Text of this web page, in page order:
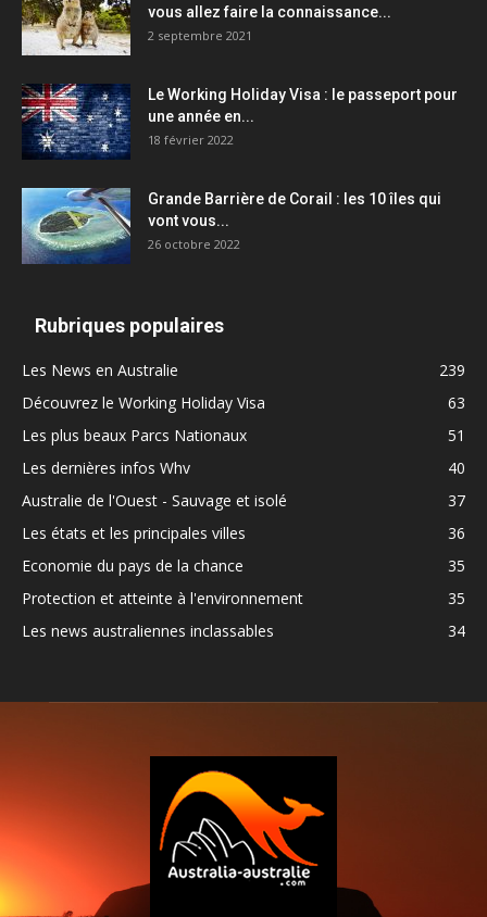
vous allez faire la connaissance...
2 septembre 2021
Le Working Holiday Visa : le passeport pour
une année en...
18 février 2022
Grande Barrière de Corail : les 10 îles qui
vont vous...
26 octobre 2022
Rubriques populaires
Les News en Australie
239
Découvrez le Working Holiday Visa
63
Les plus beaux Parcs Nationaux
51
Les dernières infos Whv
40
Australie de l'Ouest - Sauvage et isolé
37
Les états et les principales villes
36
Economie du pays de la chance
35
Protection et atteinte à l'environnement
35
Les news australiennes inclassables
34